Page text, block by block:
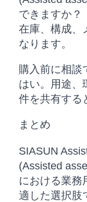
できますか？
在庫、構成、
なります。
購入前に相談
はい。用途、
件を共有する
まとめ
SIASUN
(Assisted
における業務
適した選択肢